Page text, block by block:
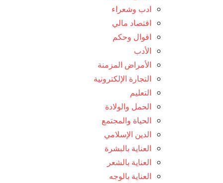
ادب وشعراء
اقتصاد مالي
اقوال وحكم
الأدب
الأمراض المزمنة
التجارة الإلكترونية
التعليم
الحمل والولادة
الحياة والمجتمع
الدين الإسلامي
العناية بالبشرة
العناية بالشعر
العناية بالوجه